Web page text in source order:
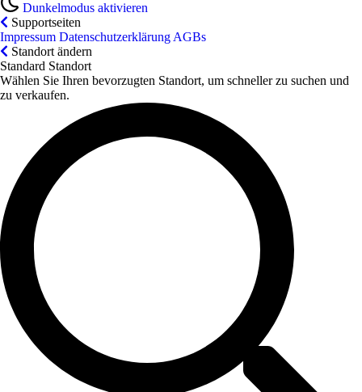
Dunkelmodus aktivieren
Supportseiten
Impressum Datenschutzerklärung AGBs
Standort ändern
Standard Standort
Wählen Sie Ihren bevorzugten Standort, um schneller zu suchen und
zu verkaufen.